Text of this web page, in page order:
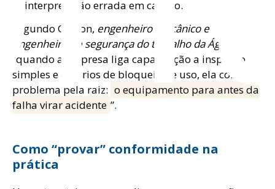
interpretação errada em campo.
Segundo Gerson, engenheiro mecânico e
engenheiro de segurança do trabalho da Ágil
“quando a empresa liga capacitação a inspeção
simples e critérios de bloqueio de uso, ela corta o
problema pela raiz: o equipamento para antes da
falha virar acidente ”.
Como “provar” conformidade na
prática